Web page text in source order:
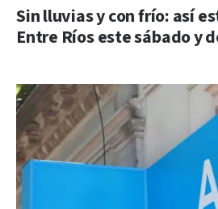
Sin lluvias y con frío: así
Entre Ríos este sábado y